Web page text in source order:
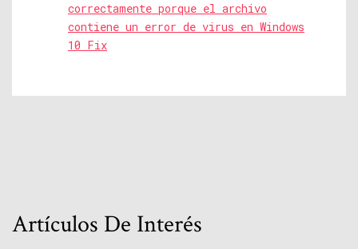
correctamente porque el archivo
contiene un error de virus en Windows
10 Fix
Artículos De Interés